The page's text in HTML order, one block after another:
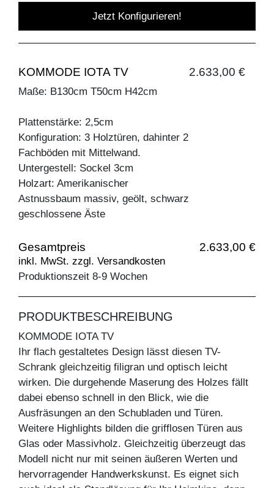
Jetzt Konfigurieren!
KOMMODE IOTA TV 2.633,00 €
Maße: B130cm T50cm H42cm
Plattenstärke: 2,5cm
Konfiguration: 3 Holztüren, dahinter 2
Fachböden mit Mittelwand.
Untergestell: Sockel 3cm
Holzart: Amerikanischer
Astnussbaum massiv, geölt, schwarz
geschlossene Äste
Gesamtpreis 2.633,00 €
inkl. MwSt. zzgl. Versandkosten
Produktionszeit 8-9 Wochen
PRODUKTBESCHREIBUNG
KOMMODE IOTA TV
Ihr flach gestaltetes Design lässt diesen TV-
Schrank gleichzeitig filigran und optisch leicht
wirken. Die durgehende Maserung des Holzes fällt
dabei ebenso schnell in den Blick, wie die
Ausfräsungen an den Schubladen und Türen.
Weitere Highlights bilden die grifflosen Türen aus
Glas oder Massivholz. Gleichzeitig überzeugt das
Modell nicht nur mit seinen äußeren Werten und
hervorragender Handwerkskunst. Es eignet sich